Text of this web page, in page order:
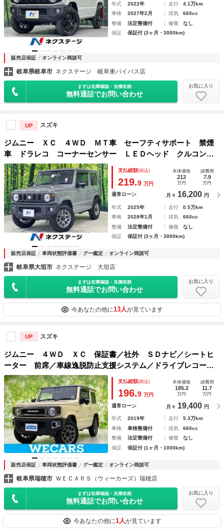
年式 2022年 走行
4.1万km
車検
2027年2月 排気
660cc
整備
法定整備付 修復
なし
保証
保証付 (3ヶ月・3000km)
販売店保証 オンライン商談可
岐阜県岐阜市 ネクステージ 岐阜東バイパス店
まずは在庫確認・見積依頼
無料通話でお問い合わせ
お気に入り
UP スズキ
ジムニー ＸＣ ４ＷＤ ＭＴ車 セーフティサポート 禁煙
車 ドラレコ コーナーセンサー ＬＥＤヘッド クルコン
オートハイビーム 純正１６インチアルミ 車線逸脱警報 オ
ートライト オートエアコン スマートキー
支払総額(税込)
219.9 万円
本体価格
212
万円
諸費用
7.9
万円
通常ローン 月々 16,200 円
年式 2025年 走行
0.5万km
車検
2028年1月 排気
660cc
整備
法定整備付 修復
なし
保証
保証付 (3ヶ月・3000km)
販売店保証 車両状態評価書 グー鑑定 オンライン商談可
岐阜県大垣市 ネクステージ 大垣店
まずは在庫確認・見積依頼
無料通話でお問い合わせ
お気に入り
今あなたの他に13人が見ています
UP スズキ
ジムニー ４ＷＤ ＸＣ 保証書／社外 ＳＤナビ／シートヒ
ーター 前席／車線逸脱防止支援システム／ドライブレコーダ
ー 社外／ヘッドランプ ＬＥＤ／Ｂｌｕｅｔｏｏｔｈ接続／
ＥＴＣ／ＡＢＳ／横滑り防止装置／クルーズコントロール
支払総額(税込)
196.9 万円
本体価格
185.2
万円
諸費用
11.7
万円
通常ローン 月々 19,400 円
年式 2019年 走行
5.3万km
車検
車検整備付 排気
660cc
整備
法定整備付 修復
なし
保証
保証付 (1ヶ月・1000km)
販売店保証 車両状態評価書 グー鑑定 オンライン商談可
岐阜県瑞穂市 ＷＥＣＡＲＳ（ウィーカーズ）瑞穂店
まずは在庫確認・見積依頼
無料通話でお問い合わせ
お気に入り
今あなたの他に1人が見ています